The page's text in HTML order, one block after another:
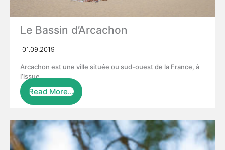
Le Bassin d’Arcachon
01.09.2019
Arcachon est une ville située ou sud-ouest de la France, à
l’issue…
Read More…